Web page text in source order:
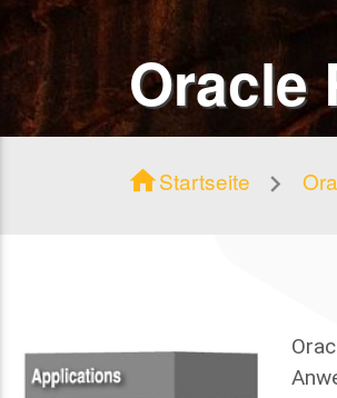
Oracle
homeStartseite